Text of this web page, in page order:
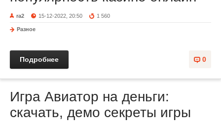
ra2 15-12-2022, 20:50 1 560
Разное
0
Подробнее
Игра Авиатор на деньги:
скачать, демо секреты игры